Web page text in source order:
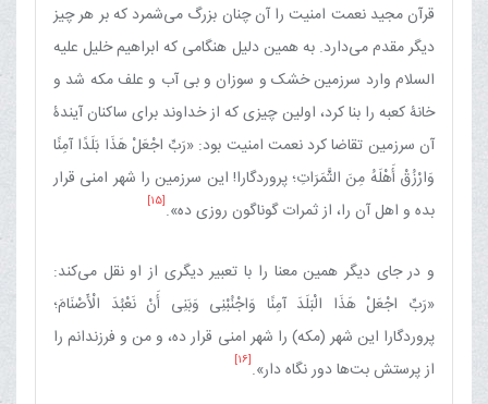
قرآن مجید نعمت امنیت را آن چنان بزرگ می‌شمرد که بر هر چیز
دیگر مقدم می‌دارد. به همین دلیل هنگامی که ابراهیم خلیل علیه
السلام وارد سرزمین خشک و سوزان و بی آب و علف مکه شد و
خانۀ کعبه را بنا کرد، اولین چیزی که از خداوند برای ساکنان آیندۀ
آن سرزمین تقاضا کرد نعمت امنیت‏ بود: «رَبِّ اجْعَلْ هَذَا بَلَدًا آمِنًا
وَارْزُقْ أَهْلَهُ مِنَ الثَّمَرَاتِ‏؛ پروردگارا! این سرزمین را شهر امنی قرار
بده و اهل آن را، از ثمرات گوناگون روزی ده».[15]
و در جای دیگر همین معنا را با تعبیر دیگری از او نقل می‌کند:
«رَبِّ اجْعَلْ هَذَا الْبَلَدَ آمِنًا وَاجْنُبْنِی وَبَنِی أَنْ نَعْبُدَ الْأَصْنَامَ؛
پروردگارا این شهر (مکه) را شهر امنی قرار ده، و من و فرزندانم را
از پرستش بت‌ها دور نگاه دار».[16]